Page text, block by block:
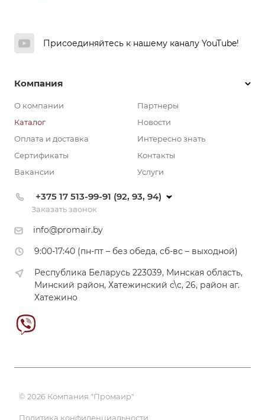
Присоединяйтесь к нашему каналу YouTube!
Компания
О компании
Каталог
Оплата и доставка
Сертификаты
Вакансии
Партнеры
Новости
Интересно знать
Контакты
Услуги
+375 17 513-99-91 (92, 93, 94)
Заказать звонок
info@promair.by
9:00-17:40 (пн-пт – без обеда, сб-вс – выходной)
Республика Беларусь 223039, Минская область,
Минский район, Хатежинский с\с, 26, район аг.
Хатежино
© 2026 Компания "Промаир"
Политика конфиденциальности